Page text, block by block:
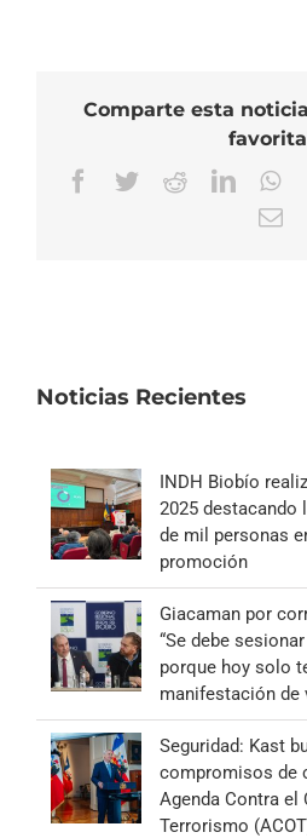
Comparte esta
Facebook
TwitterReddit
Noticias Recientes
INDH Biobío
2025 destacando
de mil personas
promoción
Giacaman por
“Se debe
porque hoy solo
manifestación de
Seguridad: Kast
compromisos de
Agenda Contra el
Terrorismo